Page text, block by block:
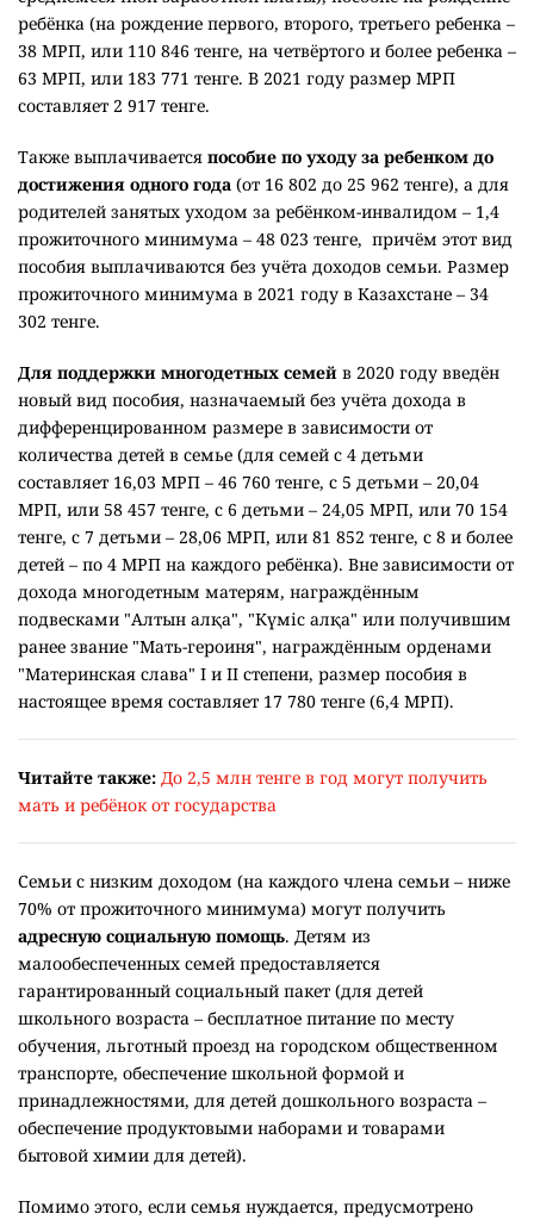
ребёнка (на рождение первого, второго, третьего ребенка –
38 МРП, или 110 846 тенге, на четвёртого и более ребенка –
63 МРП, или 183 771 тенге. В 2021 году размер МРП
составляет 2 917 тенге.
Также выплачивается пособие по уходу за ребенком до
достижения одного года (от 16 802 до 25 962 тенге), а для
родителей занятых уходом за ребёнком-инвалидом – 1,4
прожиточного минимума – 48 023 тенге, причём этот вид
пособия выплачиваются без учёта доходов семьи. Размер
прожиточного минимума в 2021 году в Казахстане – 34
302 тенге.
Для поддержки многодетных семей в 2020 году введён
новый вид пособия, назначаемый без учёта дохода в
дифференцированном размере в зависимости от
количества детей в семье (для семей с 4 детьми
составляет 16,03 МРП – 46 760 тенге, с 5 детьми – 20,04
МРП, или 58 457 тенге, с 6 детьми – 24,05 МРП, или 70 154
тенге, с 7 детьми – 28,06 МРП, или 81 852 тенге, с 8 и более
детей – по 4 МРП на каждого ребёнка). Вне зависимости от
дохода многодетным матерям, награждённым
подвесками "Алтын алқа", "Күміс алқа" или получившим
ранее звание "Мать-героиня", награждённым орденами
"Материнская слава" I и II степени, размер пособия в
настоящее время составляет 17 780 тенге (6,4 МРП).
Читайте также: До 2,5 млн тенге в год могут получить
мать и ребёнок от государства
Семьи с низким доходом (на каждого члена семьи – ниже
70% от прожиточного минимума) могут получить
адресную социальную помощь. Детям из
малообеспеченных семей предоставляется
гарантированный социальный пакет (для детей
школьного возраста – бесплатное питание по месту
обучения, льготный проезд на городском общественном
транспорте, обеспечение школьной формой и
принадлежностями, для детей дошкольного возраста –
обеспечение продуктовыми наборами и товарами
бытовой химии для детей).
Помимо этого, если семья нуждается, предусмотрено